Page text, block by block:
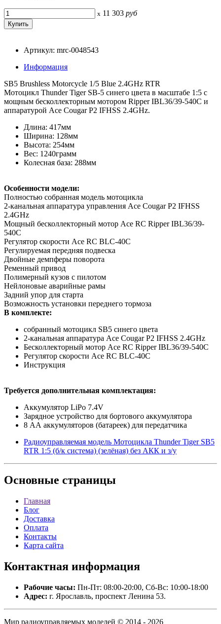
x 11 303 руб
Артикул: mrc-0048543
Информация
SB5 Brushless Motorcycle 1/5 Blue 2.4GHz RTR
Мотоцикл Thunder Tiger SB-5 синего цвета в масштабе 1:5 с
мощным бесколлекторным мотором Ripper IBL36/39-540C и
аппаратурой Ace Cougar P2 IFHSS 2.4GHz.
Длина: 417мм
Ширина: 128мм
Высота: 254мм
Вес: 1240грамм
Колесная база: 288мм
Особенности модели:
Полностью собранная модель мотоцикла
2-канальная аппаратура управления Ace Cougar P2 IFHSS
2.4GHz
Мощный бесколлекторный мотор Ace RC Ripper IBL36/39-
540C
Регулятор скорости Ace RC BLC-40C
Регулируемая передняя подвеска
Двойные демпферы поворота
Ременный привод
Полимерный кузов с пилотом
Нейлоновые аварийные рамы
Задний упор для старта
Возможность установки переднего тормоза
В комплекте:
собранный мотоцикл SB5 синего цвета
2-канальная аппаратура Ace Cougar P2 IFHSS 2.4GHz
Бесколлекторный мотор Ace RC Ripper IBL36/39-540C
Регулятор скорости Ace RC BLC-40C
Инструкция
Требуется дополнительная комплектация:
Аккумулятор LiPo 7.4V
Зарядное устройство для бортового аккумулятора
8 АА аккумуляторов (батареек) для передатчика
Радиоуправляемая модель Мотоцикла Thunder Tiger SB5
RTR 1:5 (б/к система) (зелёная) без АКК и з/у
Основные страницы
Главная
Блог
Доставка
Оплата
Контакты
Карта сайта
Контактная информация
Рабочие часы: Пн-Пт: 08:00-20:00, Сб-Вс: 10:00-18:00
Адрес: г. Ярославль, проспект Ленина 53.
Мир радиоуправляемых моделей © 2014 - 2026